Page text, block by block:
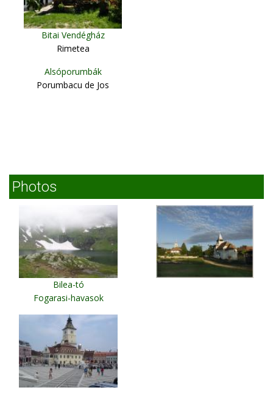
Bitai Vendégház
Rimetea
Alsóporumbák
Porumbacu de Jos
Photos
Bilea-tó
Fogarasi-havasok